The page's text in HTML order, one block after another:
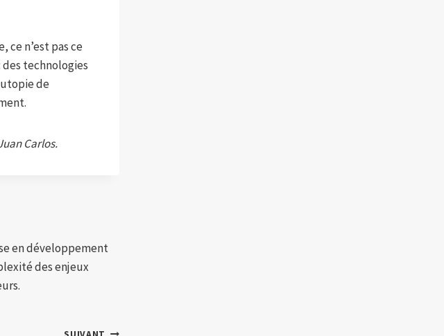
ce n’est pas ce
technologies
de
Carlos.
en développement
des enjeux